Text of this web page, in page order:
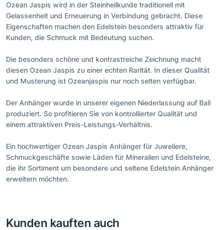
Ozean Jaspis wird in der Steinheilkunde traditionell mit
Gelassenheit und Erneuerung in Verbindung gebracht. Diese
Eigenschaften machen den Edelstein besonders attraktiv für
Kunden, die Schmuck mit Bedeutung suchen.
Die besonders schöne und kontrastreiche Zeichnung macht
diesen Ozean Jaspis zu einer echten Rarität. In dieser Qualität
und Musterung ist Ozeanjaspis nur noch selten verfügbar.
Der Anhänger wurde in unserer eigenen Niederlassung auf Bali
produziert. So profitieren Sie von kontrollierter Qualität und
einem attraktiven Preis-Leistungs-Verhältnis.
Ein hochwertiger Ozean Jaspis Anhänger für Juweliere,
Schmuckgeschäfte sowie Läden für Mineralien und Edelsteine,
die ihr Sortiment um besondere und seltene Edelstein Anhänger
erweitern möchten.
Kunden kauften auch